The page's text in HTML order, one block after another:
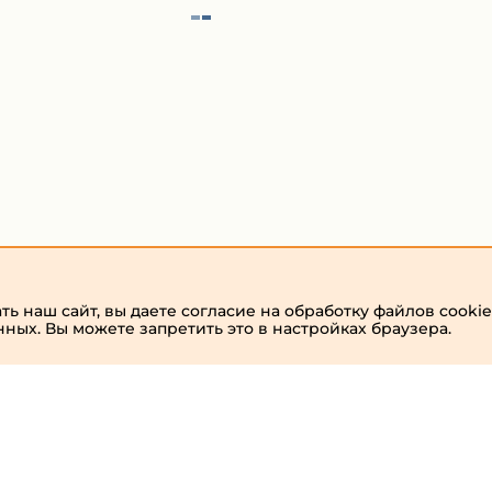
наш сайт, вы даете согласие на обработку файлов cookie
Вы можете запретить это в настройках браузера.